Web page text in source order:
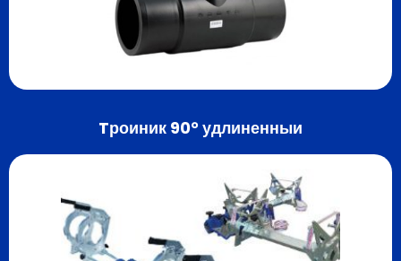
Tроиник 90° удлиненныи